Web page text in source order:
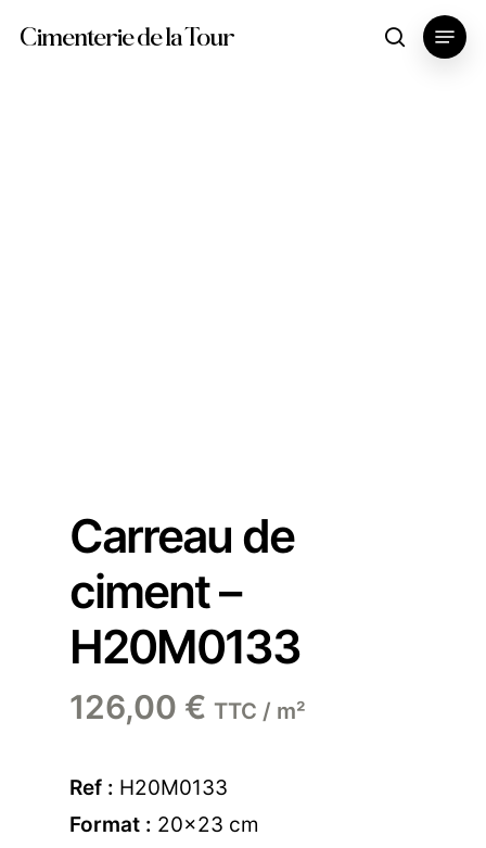
Cimenterie de la Tour search
Menu
Carreau de
ciment –
H20M0133
126,00 € TTC / m²
Ref : H20M0133
Format : 20×23 cm